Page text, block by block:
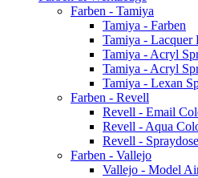
Farben - Tamiya
Tamiya - Farben
Tamiya - Lacquer
Tamiya - Acryl
Tamiya - Acryl
Tamiya - Lexan
Farben - Revell
Revell - Email
Revell - Aqua
Revell -
Farben - Vallejo
Vallejo - Model